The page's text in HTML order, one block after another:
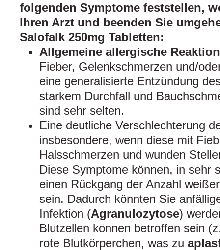
folgenden Symptome feststellen,
Ihren Arzt und beenden Sie
Salofalk 250mg Tabletten:
Allgemeine allergische
Fieber, Gelenkschmerzen und/
eine generalisierte Entzündung
starkem Durchfall und
sind sehr selten.
Eine deutliche Verschlechterung
insbesondere, wenn diese mit
Halsschmerzen und wunden
Diese Symptome können, in sehr
einen Rückgang der Anzahl
sein. Dadurch könnten Sie
Infektion (Agranulozytose)
Blutzellen können betroffen sein
rote Blutkörperchen, was zu